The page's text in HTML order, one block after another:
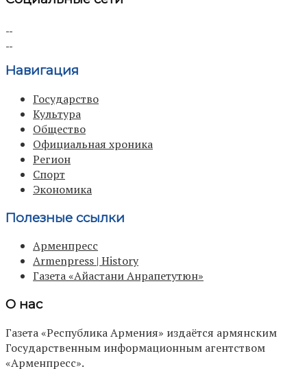
Навигация
Государство
Культура
Общество
Официальная хроника
Регион
Спорт
Экономика
Полезные ссылки
Арменпресс
Armenpress | History
Газета «Айастани Анрапетутюн»
О нас
Газета «Республика Армения» издаётся армянским
Государственным информационным агентством
«Арменпресс».